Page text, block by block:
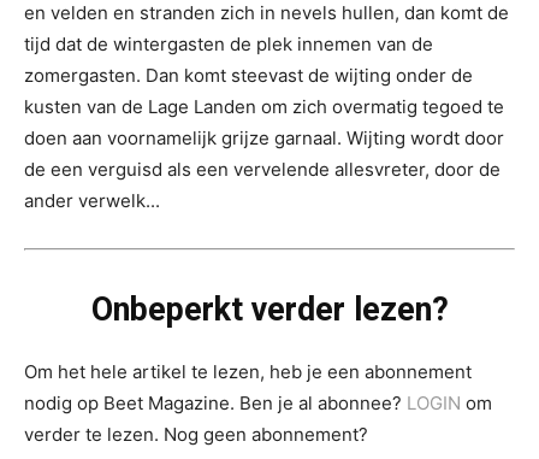
en velden en stranden zich in nevels hullen, dan komt de
tijd dat de wintergasten de plek innemen van de
zomergasten. Dan komt steevast de wijting onder de
kusten van de Lage Landen om zich overmatig tegoed te
doen aan voornamelijk grijze garnaal. Wijting wordt door
de een verguisd als een vervelende allesvreter, door de
ander verwelk...
Onbeperkt verder lezen?
Om het hele artikel te lezen, heb je een abonnement
nodig op Beet Magazine. Ben je al abonnee? LOGIN om
verder te lezen. Nog geen abonnement?